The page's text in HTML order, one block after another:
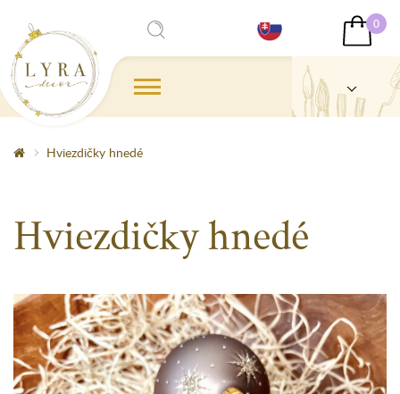
0
Hviezdičky hnedé
Hviezdičky hnedé